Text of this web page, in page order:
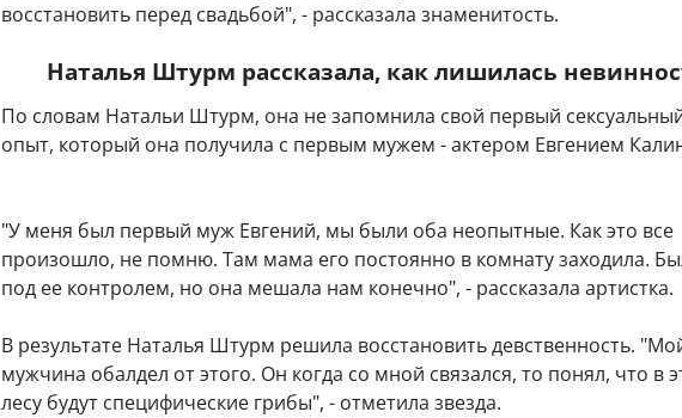
восстановить перед свадьбой", - рассказала знаменитость.
Наталья Штурм рассказала, как лишилась
По словам Натальи Штурм, она не запомнила свой первый
опыт, который она получила с первым мужем - актером Евгением
"У меня был первый муж Евгений, мы были оба неопытные. Как это все
произошло, не помню. Там мама его постоянно в комнату заходила.
под ее контролем, но она мешала нам конечно", - рассказала артистка.
В результате Наталья Штурм решила восстановить девственность.
мужчина обалдел от этого. Он когда со мной связался, то понял, что в
лесу будут специфические грибы", - отметила звезда.